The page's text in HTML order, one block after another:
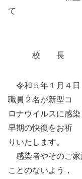
て
校 長
令和５年１月４日
職員２名が新型コ
ロナウイルスに感
早期の快復をお祈
りいたします。
感染者やそのご家
ことのないよう，